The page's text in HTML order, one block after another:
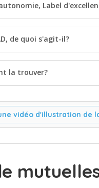
Label
de quoi s'agit-il?
la trouver?
vidéo d'illustration de